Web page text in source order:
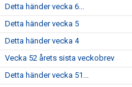
Detta händer vecka 6...
Detta händer vecka 5
Detta händer vecka 4
Vecka 52 årets sista veckobrev
Detta händer vecka 51...